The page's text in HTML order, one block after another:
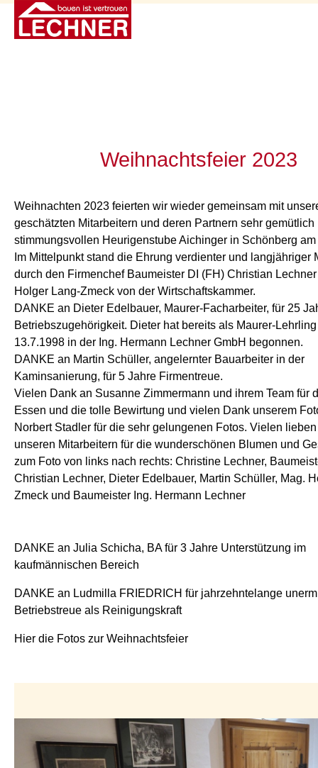
Weihnachtsfeier 2023
Weihnachten 2023 feierten wir wieder gemeinsam mit
geschätzten Mitarbeitern und deren Partnern sehr gemütlich
stimmungsvollen Heurigenstube Aichinger in Schönberg
Im Mittelpunkt stand die Ehrung verdienter und langjähriger
durch den Firmenchef Baumeister DI (FH) Christian
Holger Lang-Zmeck von der Wirtschaftskammer.
DANKE an Dieter Edelbauer, Maurer-Facharbeiter, für 25
Betriebszugehörigkeit. Dieter hat bereits als Maurer-
13.7.1998 in der Ing. Hermann Lechner GmbH begonnen.
DANKE an Martin Schüller, angelernter Bauarbeiter in der
Kaminsanierung, für 5 Jahre Firmentreue.
Vielen Dank an Susanne Zimmermann und ihrem Team für
Essen und die tolle Bewirtung und vielen Dank unserem
Norbert Stadler für die sehr gelungenen Fotos. Vielen
unseren Mitarbeitern für die wunderschönen Blumen und
zum Foto von links nach rechts: Christine Lechner,
Christian Lechner, Dieter Edelbauer, Martin Schüller, Mag.
Zmeck und Baumeister Ing. Hermann Lechner
DANKE an Julia Schicha, BA für 3 Jahre Unterstützung im
kaufmännischen Bereich
DANKE an Ludmilla FRIEDRICH für jahrzehntelange
Betriebstreue als Reinigungskraft
Hier die Fotos zur Weihnachtsfeier